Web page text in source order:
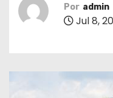
Por admin
Jul 8,